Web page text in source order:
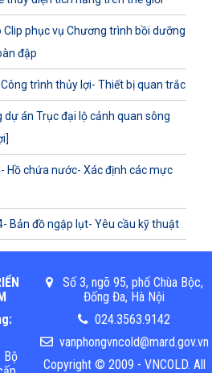
Clip phục vụ Chương trình bồi dưỡng
đập
trình thủy lợi- Thiết bị quan trắc
dự án Trục đại lộ cảnh quan sông
Hồ chứa nước- Xác định các mực
Bản đồ ngập lụt- Yêu cầu kỹ thuật
Bộ
Số 3, ngõ 95, phố Chùa Bộc,
Đống Đa, Hà Nội
024.3563.9142
vanphongvncold@mard.gov.vn
Copyright © 2009 - VNCOLD. All